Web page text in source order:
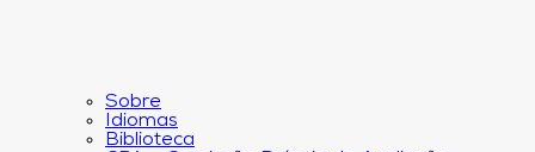
Sobre
Idiomas
Biblioteca